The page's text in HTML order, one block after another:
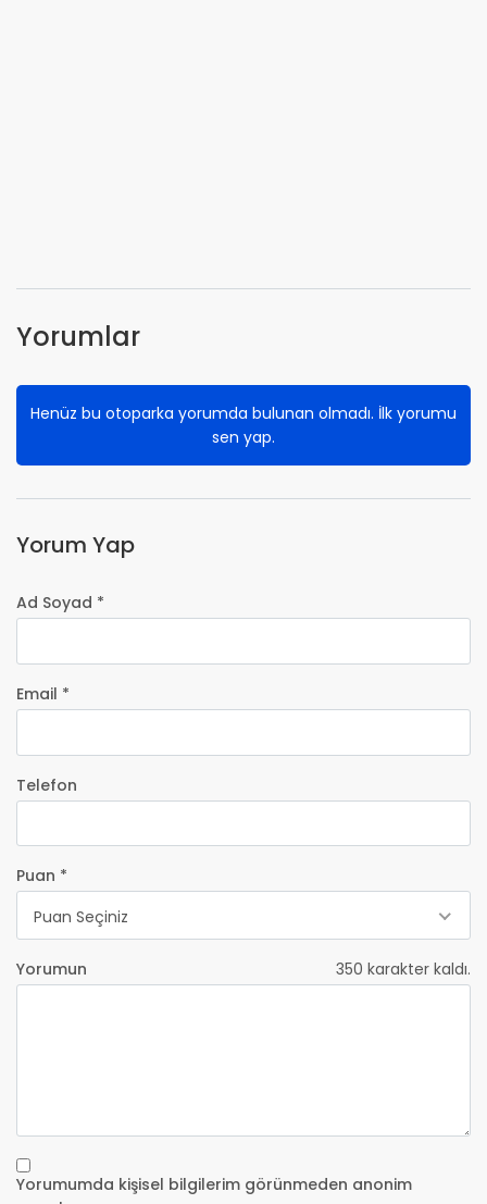
Yorumlar
Henüz bu otoparka yorumda bulunan olmadı. İlk yorumu
sen yap.
Yorum Yap
Ad Soyad *
Email *
Telefon
Puan *
Puan Seçiniz
Yorumun 350 karakter kaldı.
Yorumumda kişisel bilgilerim görünmeden anonim